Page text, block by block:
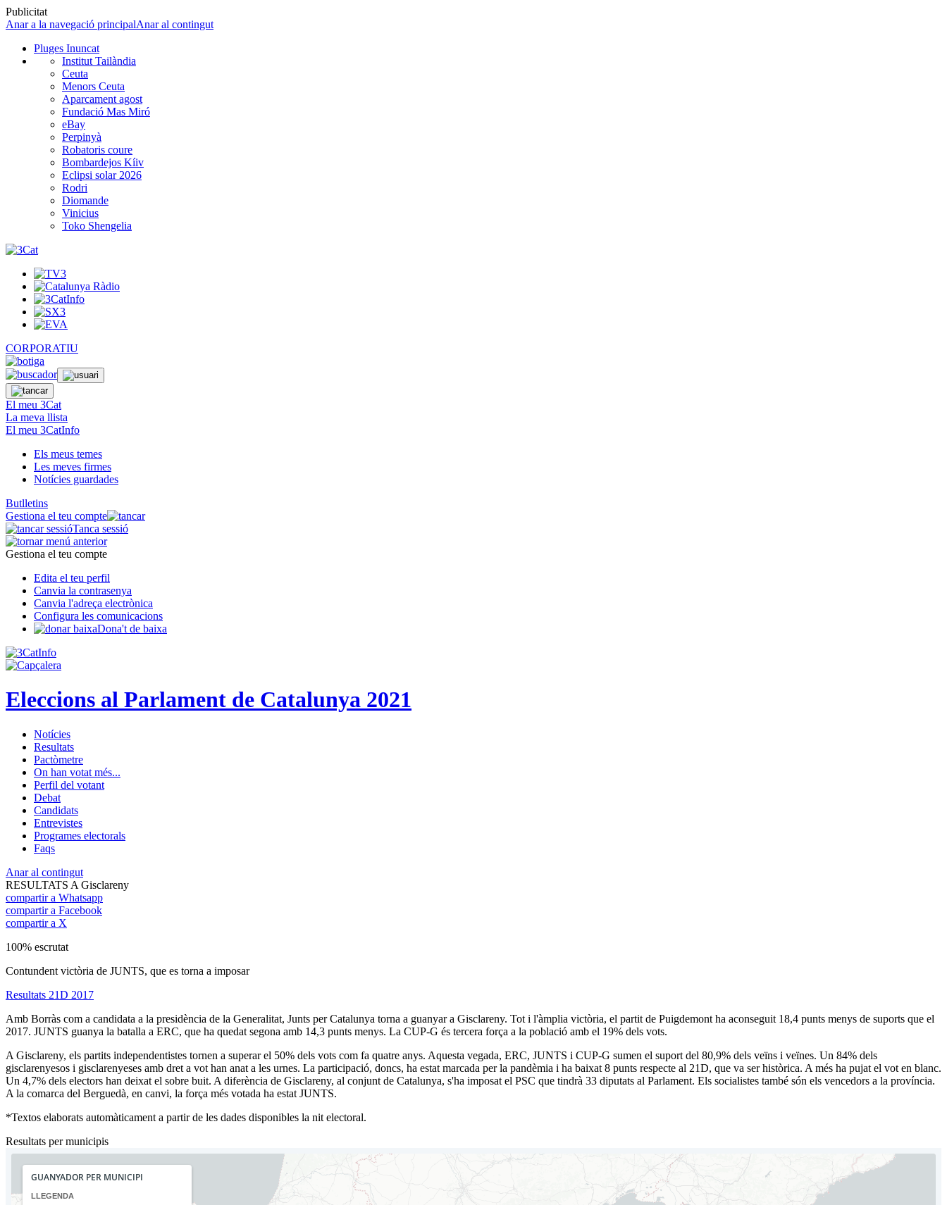
Publicitat
Anar a la navegació principalAnar al contingut
Pluges Inuncat
Institut Tailàndia
Ceuta
Menors Ceuta
Aparcament agost
Fundació Mas Miró
eBay
Perpinyà
Robatoris coure
Bombardejos Kíiv
Eclipsi solar 2026
Rodri
Diomande
Vinicius
Toko Shengelia
CORPORATIU
El meu 3Cat
La meva llista
El meu 3CatInfo
Els meus temes
Les meves firmes
Notícies guardades
Butlletins
Gestiona el teu compte
Tanca sessió
Gestiona el teu compte
Edita el teu perfil
Canvia la contrasenya
Canvia l'adreça electrònica
Configura les comunicacions
Dona't de baixa
Eleccions al Parlament de Catalunya 2021
Notícies
Resultats
Pactòmetre
On han votat més...
Perfil del votant
Debat
Candidats
Entrevistes
Programes electorals
Faqs
Anar al contingut
RESULTATS A Gisclareny
compartir a Whatsapp
compartir a Facebook
compartir a X
100% escrutat
Contundent victòria de JUNTS, que es torna a imposar
Resultats 21D 2017
Amb Borràs com a candidata a la presidència de la Generalitat, Junts per Catalunya torna a guanyar a Gisclareny. Tot i l'àmplia victòria, el partit de Puigdemont ha aconseguit 18,4 punts menys de suports que el
2017. JUNTS guanya la batalla a ERC, que ha quedat segona amb 14,3 punts menys. La CUP-G és tercera força a la població amb el 19% dels vots.
A Gisclareny, els partits independentistes tornen a superar el 50% dels vots com fa quatre anys. Aquesta vegada, ERC, JUNTS i CUP-G sumen el suport del 80,9% dels veïns i veïnes. Un 84% dels
gisclarenyesos i gisclarenyeses amb dret a vot han anat a les urnes. La participació, doncs, ha estat marcada per la pandèmia i ha baixat 8 punts respecte al 21D, que va ser històrica. A més ha pujat el vot en blanc.
Un 4,7% dels electors han deixat el sobre buit. A diferència de Gisclareny, al conjunt de Catalunya, s'ha imposat el PSC que tindrà 33 diputats al Parlament. Els socialistes també són els vencedors a la província.
A la comarca del Berguedà, en canvi, la força més votada ha estat JUNTS.
*Textos elaborats automàticament a partir de les dades disponibles la nit electoral.
Resultats per municipis